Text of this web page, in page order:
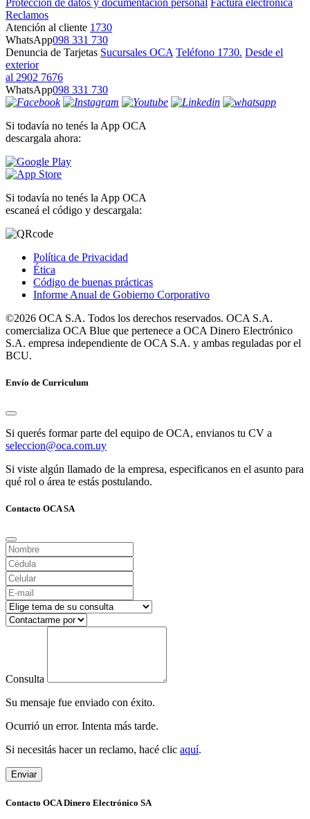
Reclamos
Atención al cliente 1730
WhatsApp098 331 730
Denuncia de Tarjetas Sucursales OCA Teléfono 1730. Desde el
exterior
al 2902 7676
WhatsApp098 331 730
Si todavía no tenés la App OCA
descargala ahora:
Si todavía no tenés la App OCA
escaneá el código y descargala:
Política de Privacidad
Ética
Código de buenas prácticas
Informe Anual de Gobierno Corporativo
©2026 OCA S.A. Todos los derechos reservados. OCA S.A.
comercializa OCA Blue que pertenece a OCA Dinero Electrónico
S.A. empresa independiente de OCA S.A. y ambas reguladas por el
BCU.
Envío de Curriculum
Si querés formar parte del equipo de OCA, envianos tu CV a
seleccion@oca.com.uy
Si viste algún llamado de la empresa, especificanos en el asunto para
qué rol o área te estás postulando.
Contacto OCA SA
Consulta
Su mensaje fue enviado con éxito.
Ocurrió un error. Intenta más tarde.
Si necesitás hacer un reclamo, hacé clic aquí.
Enviar
Contacto OCA Dinero Electrónico SA